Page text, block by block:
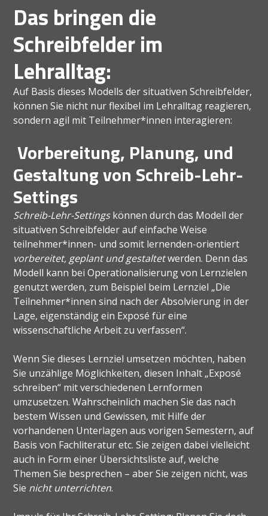
Das bringen die
Schreibfelder im
Lehralltag:
Auf Basis dieses Modells der situativen Schreibfelder,
können Sie nicht nur flexibel im Lehralltag reagieren,
sondern agil mit Teilnehmer*innen interagieren:
Vorbereitung, Planung, und
Gestaltung von Schreib-Lehr-
Settings
Schreib-Lehr-Settingskönnen durch das Modell der
situativen Schreibfelder auf einfache Weise
teilnehmer*innen- und somit lernenden-orientiert
vorbereitet, geplant und gestaltetwerden. Denn das
Modell kann bei Operationalisierung von Lernzielen
genutzt werden, zum Beispiel beim Lernziel „Die
Teilnehmer*innen sind nach der Absolvierung in der
Lage, eigenständig ein Exposé für eine
wissenschaftliche Arbeit zu verfassen“.
Wenn Sie dieses Lernziel umsetzen möchten, haben
Sie unzählige Möglichkeiten, diesen Inhalt „Exposé
schreiben“ mit verschiedenen Lernformen
umzusetzen. Wahrscheinlich machen Sie das nach
bestem Wissen und Gewissen, mit Hilfe der
vorhandenen Unterlagen aus vorigen Semestern, auf
Basis von Fachliteratur etc. Sie zeigen dabei vielleicht
auch in Form einer Übersichtsliste auf, welche
Themen Sie besprechen – aber Sie zeigen nicht, was
Sie nicht unterrichten.